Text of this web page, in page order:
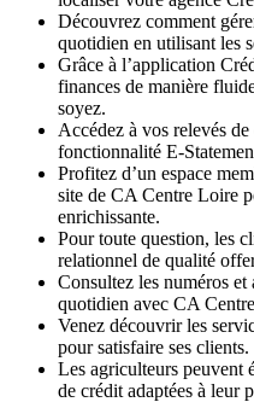
Découvrez comment
quotidien en utilisant les
Grâce à l’application
finances de manière
soyez.
Accédez à vos relevés
fonctionnalité E-
Profitez d’un espace
site de CA Centre Loire
enrichissante.
Pour toute question, les
relationnel de qualité
Consultez les numéros et
quotidien avec CA
Venez découvrir les
pour satisfaire ses clients.
Les agriculteurs peuvent
de crédit adaptées à leur